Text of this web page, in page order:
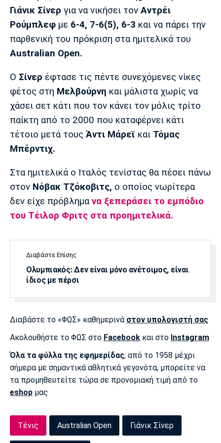
Πολιτισμός
Τραγούδια
Cine Spot
Running
Media
Παρασκήνιο
Πρόγραμμα TV
Ιωνικός Κηφισιά Πανσερραϊκός
Μπαρτσελόνα
Ρεάλ
Μαδρίτης
Ατλέτικο
Μαδρίτης
Μάντσεστερ
Γιουνάιτεντ
Άρσεναλ
Ίντερ
Μπορούσια
Παρί Σεν
Μαρσέιγ
Γιάνικ Σίνερ για να νικήσει τον Αντρέι
Ρούμπλεφ με 6-4, 7-6(5), 6-3 και να πάρει την
παρθενική του πρόκριση στα ημιτελικά του
Αustralian Open.
O Σίνερ έφτασε τις πέντε συνεχόμενες νίκες
φέτος στη Μελβούρνη και μάλιστα χωρίς να
χάσει σετ κάτι που τον κάνει τον μόλις τρίτο
παίκτη από το 2000 που καταφέρνει κάτι
τέτοιο μετά τους Άντι Μάρεϊ και Τόμας
Μπέρντιχ.
Στα ημιτελικά ο Ιταλός τενίστας θα πέσει πάνω
στον Νόβακ Τζόκοβιτς, ο οποίος νωρίτερα
δεν είχε πρόβλημανα ξεπεράσει το εμπόδιο
του Τέιλορ Φριτς στα προημιτελικά.
Διαβάστε Επίσης
Ολυμπιακός: Δεν είναι μόνο ανέτοιμος, είναι
ίδιος με πέρσι
Διαβάστε το «ΦΩΣ» καθημερινά στον υπολογιστή σας
Ακολουθήστε το ΦΩΣ στο Facebook και στο Instagram
Όλα τα φύλλα της εφημερίδας, από το 1958 μέχρι
σήμερα με σημαντικά αθλητικά γεγονότα, μπορείτε να
τα προμηθευτείτε τώρα σε προνομιακή τιμή από το
eshop μας
Τένις Australian Open Γιάνικ Σίνερ